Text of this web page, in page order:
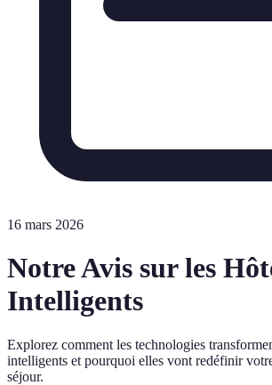
16 mars 2026
Notre Avis sur les
Intelligents
Explorez comment les technologies
intelligents et pourquoi elles vont redéfinir
séjour.